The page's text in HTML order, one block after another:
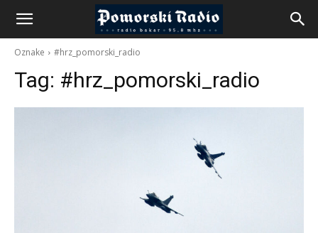
Oznake #hrz_pomorski_radio
Tag: #hrz_pomorski_radio